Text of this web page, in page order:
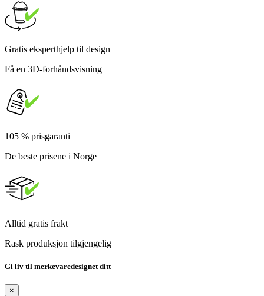
Gratis eksperthjelp til design
Få en 3D-forhåndsvisning
105 % prisgaranti
De beste prisene i Norge
Alltid gratis frakt
Rask produksjon tilgjengelig
Gi liv til merkevaredesignet ditt
×